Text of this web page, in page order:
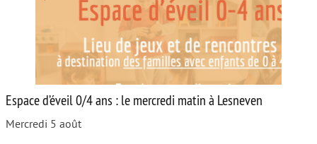
Espace d’éveil 0/4 ans : le mercredi matin à Lesneven
Mercredi 5 août